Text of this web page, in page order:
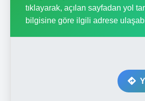
tıklayarak, açılan sayfadan yol
bilgisine göre ilgili adrese